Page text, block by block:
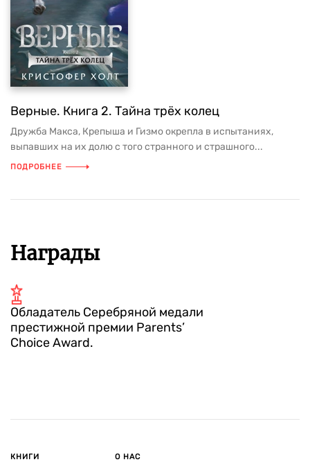
Верные. Книга 2. Тайна трёх колец
Дружба Макса, Крепыша и Гизмо окрепла в испытаниях,
выпавших на их долю с того странного и страшного...
ПОДРОБНЕЕ
Награды
Обладатель Серебряной медали
престижной премии Parents’
Choice Award.
КНИГИ О НАС